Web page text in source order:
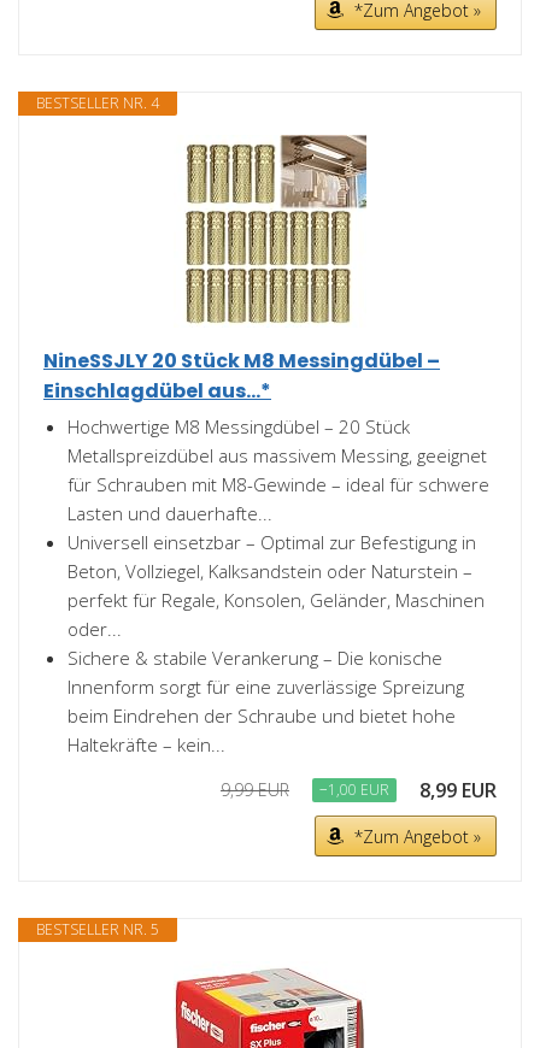
*Zum Angebot »
BESTSELLER NR. 4
NineSSJLY 20 Stück M8 Messingdübel –
Einschlagdübel aus...*
Hochwertige M8 Messingdübel – 20 Stück
Metallspreizdübel aus massivem Messing, geeignet
für Schrauben mit M8-Gewinde – ideal für schwere
Lasten und dauerhafte...
Universell einsetzbar – Optimal zur Befestigung in
Beton, Vollziegel, Kalksandstein oder Naturstein –
perfekt für Regale, Konsolen, Geländer, Maschinen
oder...
Sichere & stabile Verankerung – Die konische
Innenform sorgt für eine zuverlässige Spreizung
beim Eindrehen der Schraube und bietet hohe
Haltekräfte – kein...
9,99 EUR −1,00 EUR 8,99 EUR
*Zum Angebot »
BESTSELLER NR. 5